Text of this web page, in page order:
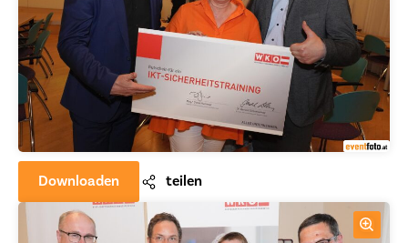
Downloaden teilen